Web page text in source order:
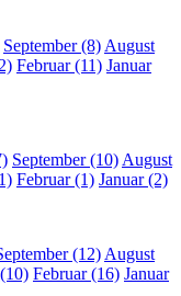
September (8) August
Februar (11) Januar
September (10) August
Februar (1) Januar (2)
(12) August
Februar (16) Januar